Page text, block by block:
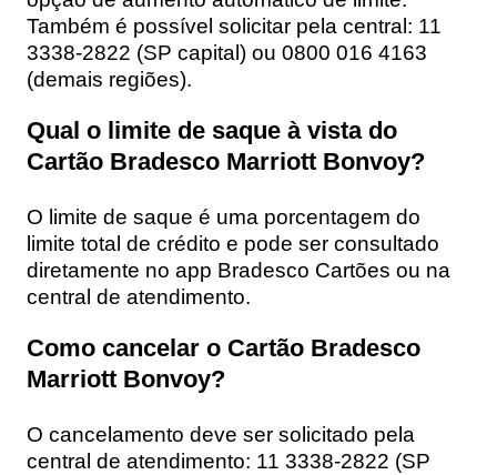
Também é possível solicitar pela central: 11
3338-2822 (SP capital) ou 0800 016 4163
(demais regiões).
Qual o limite de saque à vista do
Cartão Bradesco Marriott Bonvoy?
O limite de saque é uma porcentagem do
limite total de crédito e pode ser consultado
diretamente no app Bradesco Cartões ou na
central de atendimento.
Como cancelar o Cartão Bradesco
Marriott Bonvoy?
O cancelamento deve ser solicitado pela
central de atendimento: 11 3338-2822 (SP